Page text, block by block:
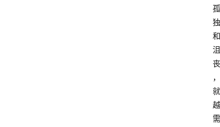
孤
独
和
沮
丧
，
就
越
需